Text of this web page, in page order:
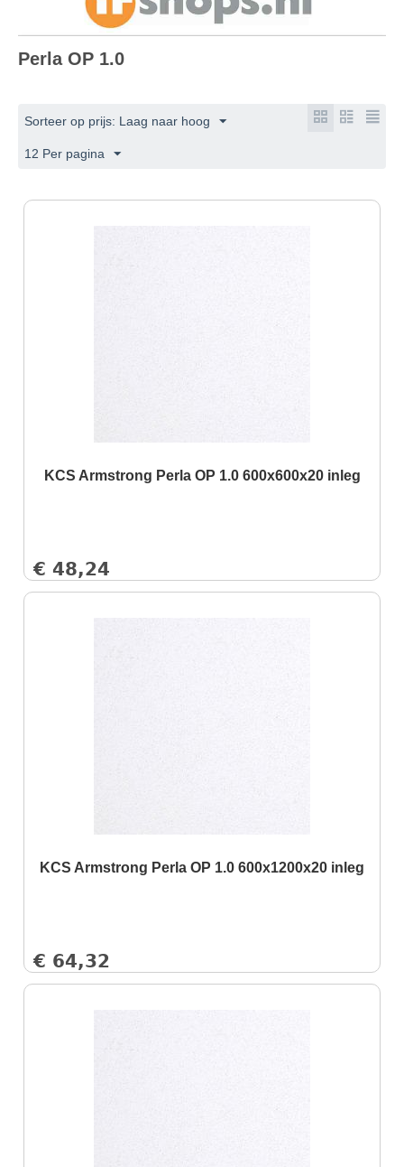
Perla OP 1.0
Sorteer op prijs: Laag naar hoog
12 Per pagina
KCS Armstrong Perla OP 1.0 600x600x20 inleg
€ 48,24
KCS Armstrong Perla OP 1.0 600x1200x20 inleg
€ 64,32